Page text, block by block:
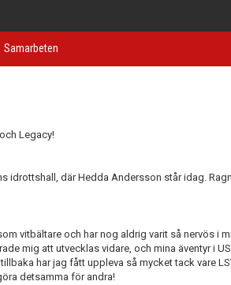
Samarbeten
Legacy!
idrottshall, där Hedda Andersson står idag.
vitbältare och har nog aldrig varit så nervös i
mig att utvecklas vidare, och mina äventyr i
har jag fått uppleva så mycket tack vare
detsamma för andra!